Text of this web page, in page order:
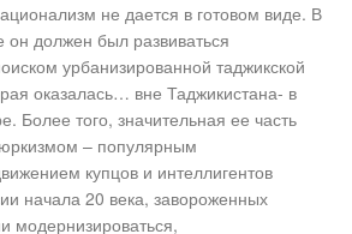
не дается в готовом виде. В
он должен был развиваться
урбанизированной таджикской
оказалась… вне Таджикистана- в
Более того, значительная ее часть
– популярным
купцов и интеллигентов
начала 20 века, завороженных
модернизироваться,